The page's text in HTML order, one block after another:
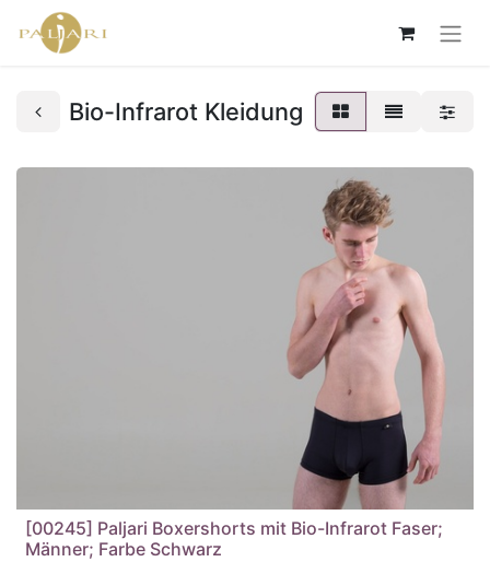
Bio-Infrarot Kleidung
[00245] Paljari Boxershorts mit Bio-Infrarot Faser;
Männer; Farbe Schwarz